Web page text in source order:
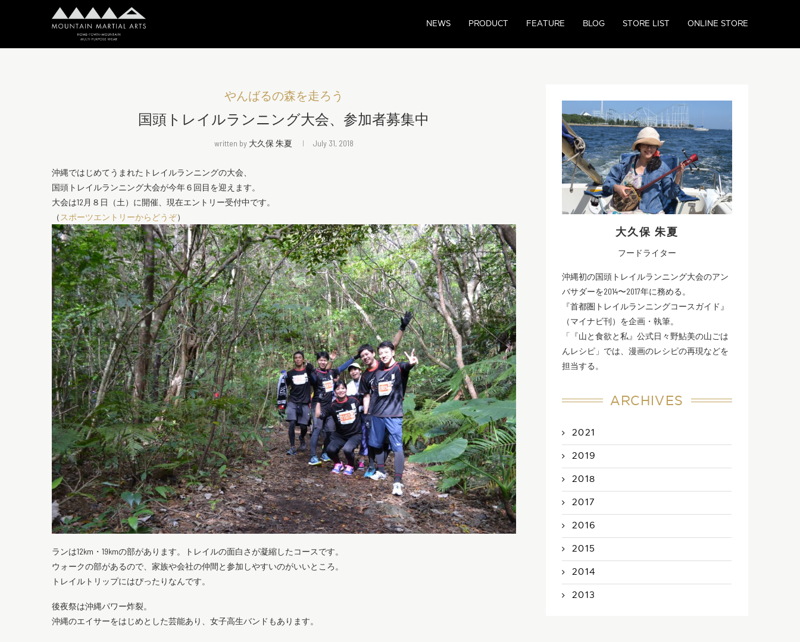
NEWS PRODUCT FEATURE BLOG STORE LIST ONLINE STORE
やんばるの森を走ろう
国頭トレイルランニング大会、参加者募集中
written by 大久保 朱夏 July 31, 2018
沖縄ではじめてうまれたトレイルランニングの大会、
国頭トレイルランニング大会が今年６回目を迎えます。
大会は12月８日（土）に開催、現在エントリー受付中です。
（ スポーツエントリーからどうぞ）
ランは12km・19kmの部があります。トレイルの面白さが凝縮したコースです。
ウォークの部があるので、家族や会社の仲間と参加しやすいのがいいところ。
トレイルトリップにはぴったりなんです。
後夜祭は沖縄パワー炸裂。
沖縄のエイサーをはじめとした芸能あり、女子高生バンドもあります。
大久保 朱夏
フードライター
沖縄初の国頭トレイルランニング大会のアン
バサダーを2014〜2017年に務める。
『首都圏トレイルランニングコースガイド』
（マイナビ刊）を企画・執筆。
「『山と食欲と私』公式日々野鮎美の山ごは
んレシピ」では、漫画のレシピの再現などを
担当する。
ARCHIVES
2021
2019
2018
2017
2016
2015
2014
2013